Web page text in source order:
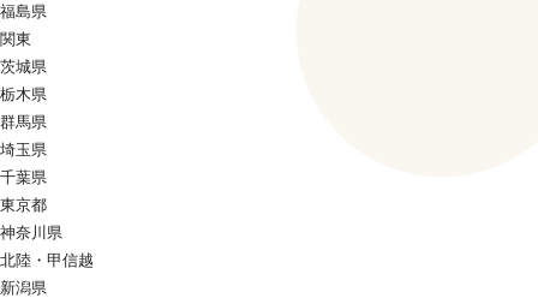
福島県
関東
茨城県
栃木県
群馬県
埼玉県
千葉県
東京都
神奈川県
北陸・甲信越
新潟県